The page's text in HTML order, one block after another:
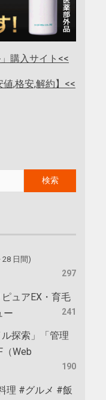
購入サイト<<
,格安,解約】<<
28 日間)
297
ュアEX・育毛
ー
241
探索」「管理
Web
190
理 #グルメ #飯